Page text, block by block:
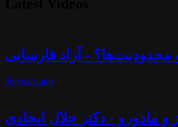
56 years ago